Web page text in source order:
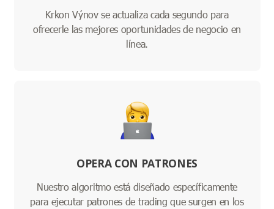
Krkon Výnov se actualiza cada segundo para
ofrecerle las mejores oportunidades de negocio en
línea.
OPERA CON PATRONES
Nuestro algoritmo está diseñado específicamente
para ejecutar patrones de trading que surgen en los